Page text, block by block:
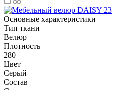
Основные характеристики
Тип ткани
Велюр
Плотность
280
Цвет
Серый
Состав